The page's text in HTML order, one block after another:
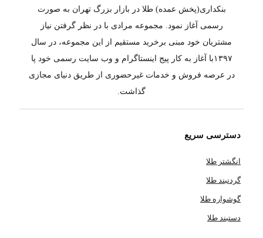
بنکداری(پخش عمده) طلا در بازار بزرگ تهران به صورت
رسمی آغاز نمود. مجموعه مرادی با در نظر گرفتن نیاز
مشتریان خود مبنی برخرید مستقیم از این مجموعه، در سال
۱۳۹۷با آغاز به کار پیج اینستاگرام و وب سایت رسمی خود پا
در عرصه فروش و خدمات غیرحضوری از طریق دنیای مجازی
گذاشت.
دسترسی سریع
انگشتر طلا
گردنبند طلا
گوشواره طلا
دستبند طلا